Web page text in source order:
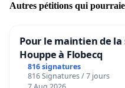
Autres pétitions qui
Pour le maintien de la
Houppe à Flobecq
816 signatures
816 Signatures / 7 jours